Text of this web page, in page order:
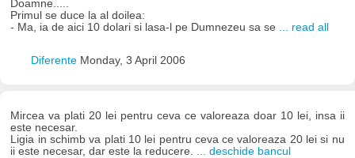
Doamne.....
Primul se duce la al doilea:
- Ma, ia de aici 10 dolari si lasa-l pe Dumnezeu sa se
... read all
Diferente Monday, 3 April 2006
Mircea va plati 20 lei pentru ceva ce valoreaza doar 10 lei, insa ii
este necesar.
Ligia in schimb va plati 10 lei pentru ceva ce valoreaza 20 lei si nu
ii este necesar, dar este la reducere.
... deschide bancul